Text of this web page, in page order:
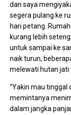
dan saya
segera pulang ke
hari petang.
kurang lebih
untuk sampai ke
naik turun,
melewati hutan jati
“Yakin mau tinggal
memintanya
dalam jangka